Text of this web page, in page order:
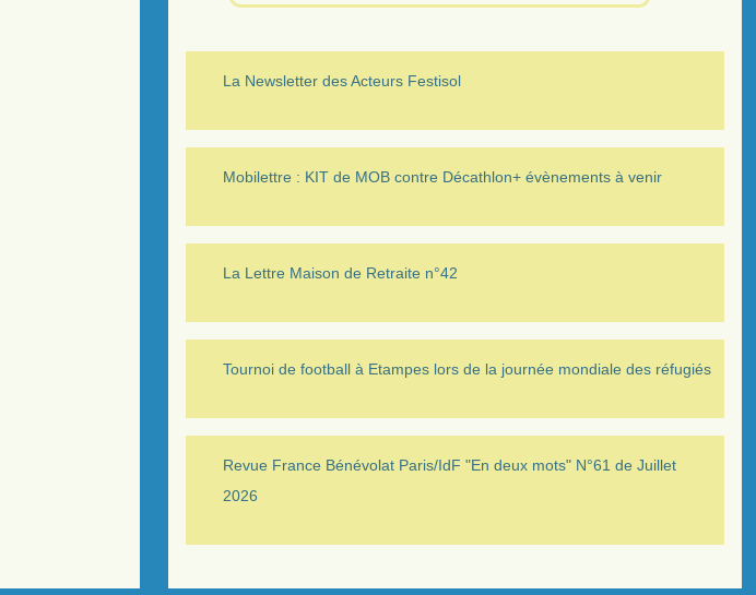
La Newsletter des Acteurs Festisol
Mobilettre : KIT de MOB contre Décathlon+ évènements à venir
La Lettre Maison de Retraite n°42
Tournoi de football à Etampes lors de la journée mondiale des réfugiés
Revue France Bénévolat Paris/IdF "En deux mots" N°61 de Juillet
2026